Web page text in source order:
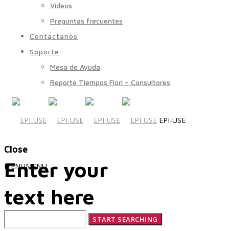
Videos
Preguntas frecuentes
Contáctanos
Soporte
Mesa de Ayuda
Reporte Tiempos Fiori – Consultores
EPI-USE
MENUMENU
Close
Enter your
text here